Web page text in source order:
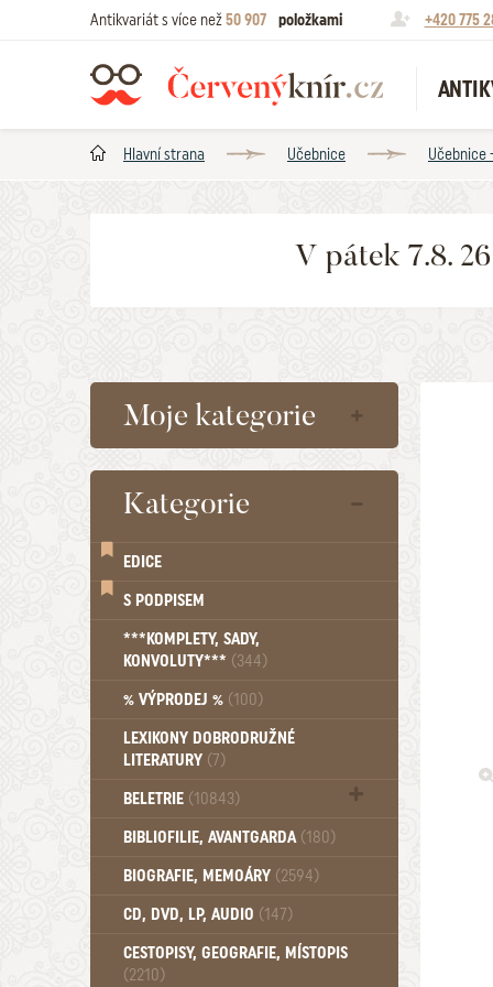
Antikvariát s více než50 907 položkami +420 775
Hlavní strana Učebnice Učebnice
V pátek 7.8.
Moje kategorie
Kategorie
EDICE
S PODPISEM
***KOMPLETY, SADY,
KONVOLUTY*** (344)
% VÝPRODEJ % (100)
LEXIKONY DOBRODRUŽNÉ
LITERATURY (7)
BELETRIE (10843)
Beletrie - Historická (1389)
Beletrie - Povídky (1757)
Beletrie - Válečné romány (489)
Beletrie - Ženské a dívčí romány
(1522)
BIBLIOFILIE, AVANTGARDA (180)
BIOGRAFIE, MEMOÁRY (2594)
CD, DVD, LP, AUDIO (147)
CESTOPISY, GEOGRAFIE, MÍSTOPIS
(2210)